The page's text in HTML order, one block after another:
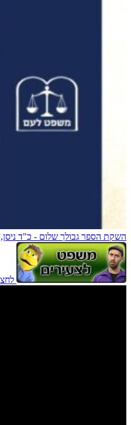
השקת הספר גבולך שלום - כ"ד ניסן, 22.4, ירושלים - לחצו לפרטים נוספים!